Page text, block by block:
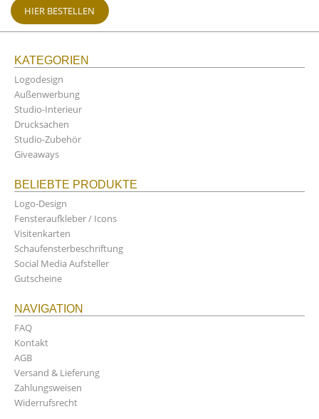
HIER BESTELLEN
KATEGORIEN
Logodesign
Außenwerbung
Studio-Interieur
Drucksachen
Studio-Zubehör
Giveaways
BELIEBTE PRODUKTE
Logo-Design
Fensteraufkleber / Icons
Visitenkarten
Schaufensterbeschriftung
Social Media Aufsteller
Gutscheine
NAVIGATION
FAQ
Kontakt
AGB
Versand & Lieferung
Zahlungsweisen
Widerrufsrecht